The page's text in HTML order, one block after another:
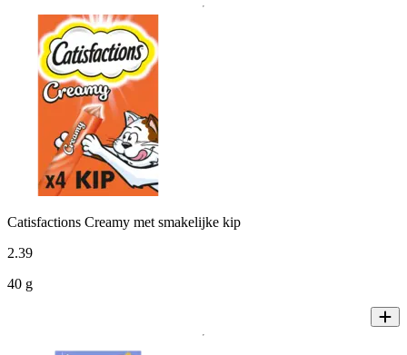
Catisfactions Creamy met smakelijke kip
2.39
40 g